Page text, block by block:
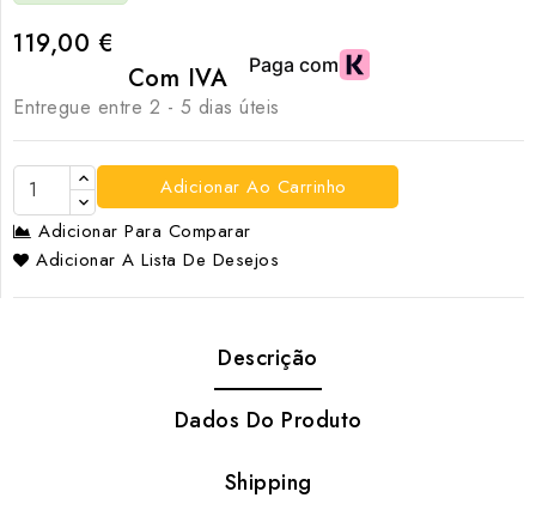
119,00 €
Com IVA
Entregue entre 2 - 5 dias úteis
Adicionar Ao Carrinho
Adicionar Para Comparar
Adicionar A Lista De Desejos
Descrição
Dados Do Produto
Shipping